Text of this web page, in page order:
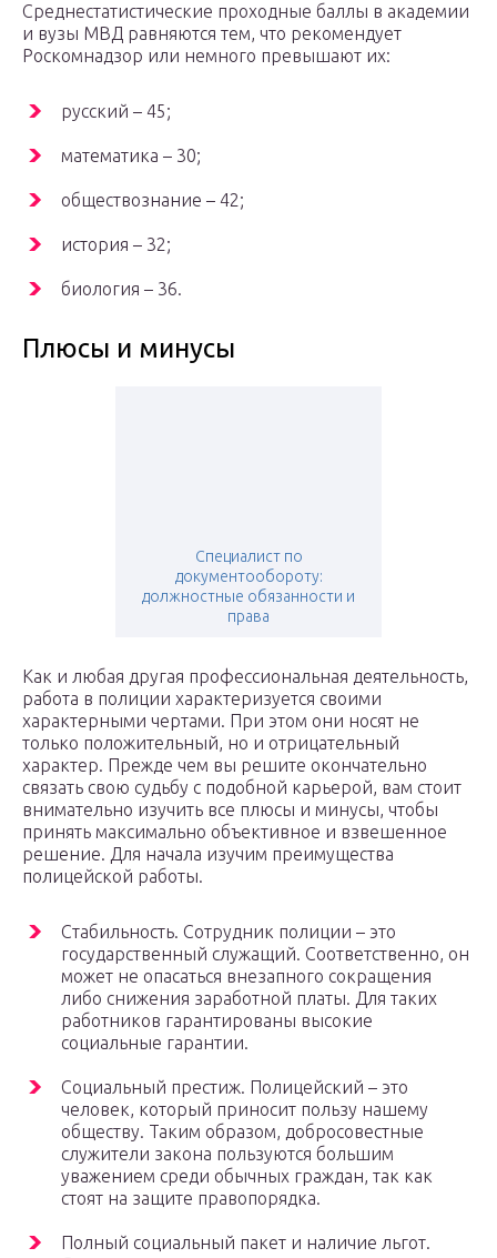
Среднестатистические проходные баллы в академии
и вузы МВД равняются тем, что рекомендует
Роскомнадзор или немного превышают их:
русский – 45;
математика – 30;
обществознание – 42;
история – 32;
биология – 36.
Плюсы и минусы
Специалист по
документообороту:
должностные обязанности и
права
Как и любая другая профессиональная деятельность,
работа в полиции характеризуется своими
характерными чертами. При этом они носят не
только положительный, но и отрицательный
характер. Прежде чем вы решите окончательно
связать свою судьбу с подобной карьерой, вам стоит
внимательно изучить все плюсы и минусы, чтобы
принять максимально объективное и взвешенное
решение. Для начала изучим преимущества
полицейской работы.
Стабильность. Сотрудник полиции – это
государственный служащий. Соответственно, он
может не опасаться внезапного сокращения
либо снижения заработной платы. Для таких
работников гарантированы высокие
социальные гарантии.
Социальный престиж. Полицейский – это
человек, который приносит пользу нашему
обществу. Таким образом, добросовестные
служители закона пользуются большим
уважением среди обычных граждан, так как
стоят на защите правопорядка.
Полный социальный пакет и наличие льгот.